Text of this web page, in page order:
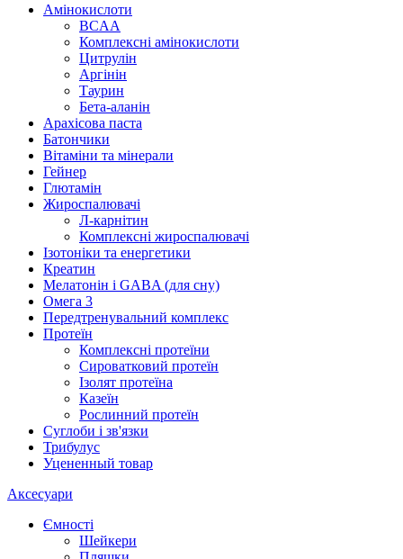
Амінокислоти
BCAA
Комплексні амінокислоти
Цитрулін
Аргінін
Таурин
Бета-аланін
Арахісова паста
Батончики
Вітаміни та мінерали
Гейнер
Глютамін
Жироспалювачі
Л-карнітин
Комплексні жироспалювачі
Ізотоніки та енергетики
Креатин
Мелатонін і GABA (для сну)
Омега 3
Передтренувальний комплекс
Протеїн
Комплексні протеїни
Сироватковий протеїн
Ізолят протеїна
Казеїн
Рослинний протеїн
Суглоби і зв'язки
Трибулус
Уцененный товар
Аксесуари
Ємності
Шейкери